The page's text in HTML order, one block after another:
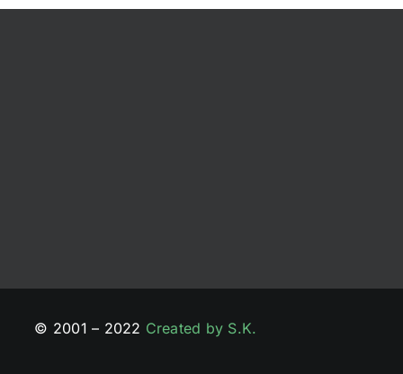
© 2001 – 2022 Created by S.K.